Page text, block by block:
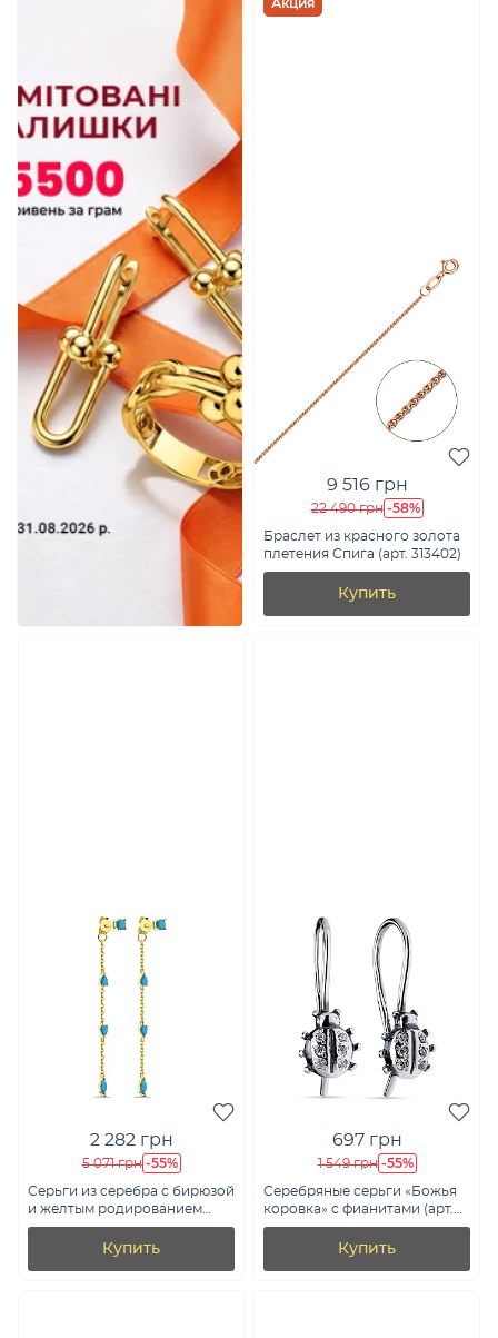
9 516 грн
22 490 грн -58%
Браслет из красного золота
плетения Cпига (арт. 313402)
Купить
2 282 грн
5 071 грн -55%
Серьги из серебра с бирюзой
и желтым родированием
(арт. 7518/6561жБ)
Купить
697 грн
1 549 грн -55%
Серебряные серьги «Божья
коровка» с фианитами (арт.
7902/500004-ч)
Купить